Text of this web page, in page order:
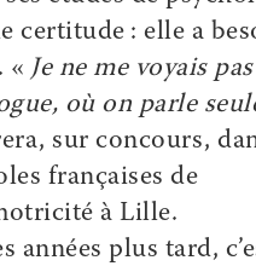
certitude : elle a
« Je ne me voyais
où on parle
sur concours,
françaises de
à Lille.
années plus tard,